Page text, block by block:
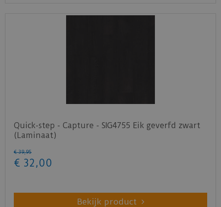
Quick-step - Capture - SIG4755 Eik geverfd zwart
(Laminaat)
€ 39,95
€ 32 ,00
Bekijk product